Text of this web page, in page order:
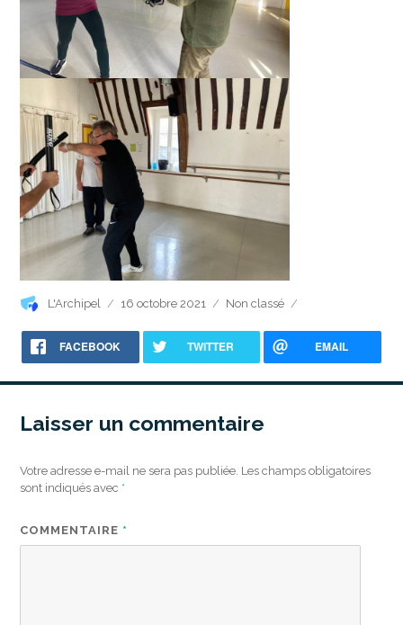
Auteur
L'Archipel
Publié
16 octobre 2021 Catégories
Non classé
FACEBOOK TWITTER EMAIL
Laisser un commentaire
Votre adresse e-mail ne sera pas publiée. Les champs obligatoires
sont indiqués avec *
COMMENTAIRE *